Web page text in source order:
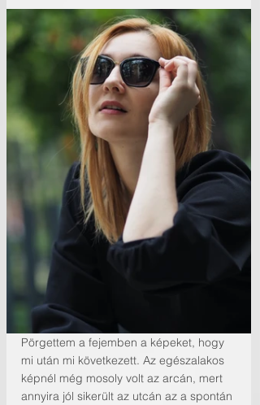
Pörgettem a fejemben a képeket, hogy
mi után mi következett. Az egészalakos
képnél még mosoly volt az arcán, mert
annyira jól sikerült az utcán az a spontán